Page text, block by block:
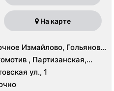
На карте
Измайлово, Гольяново,
, Партизанская,
ул., 1